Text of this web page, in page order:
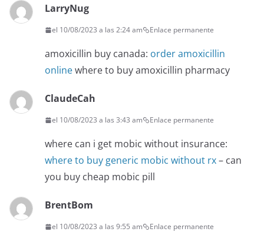
LarryNug
el 10/08/2023 a las 2:24 am Enlace permanente
amoxicillin buy canada: order amoxicillin
onlinewhere to buy amoxicillin pharmacy
ClaudeCah
el 10/08/2023 a las 3:43 am Enlace permanente
where can i get mobic without insurance:
where to buy generic mobic without rx– can
you buy cheap mobic pill
BrentBom
el 10/08/2023 a las 9:55 am Enlace permanente